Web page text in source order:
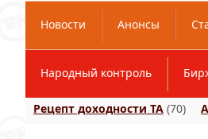
Новости Анонсы
Народный контроль
Рецепт доходности ТА (70)